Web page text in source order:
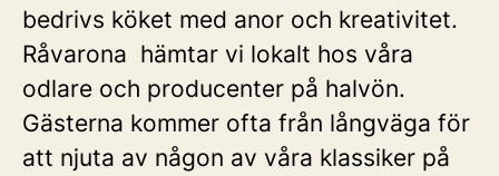
bedrivs köket med anor och kreativitet.
Råvarona hämtar vi lokalt hos våra
odlare och producenter på halvön.
Gästerna kommer ofta från långväga för
att njuta av någon av våra klassiker på